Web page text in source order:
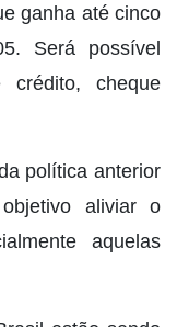
ganha até cinco
Será possível
cheque
política anterior
aliviar o
aquelas